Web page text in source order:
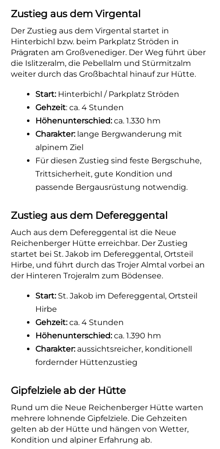
Zustieg aus dem Virgental
Der Zustieg aus dem Virgental startet in
Hinterbichl bzw. beim Parkplatz Ströden in
Prägraten am Großvenediger. Der Weg führt über
die Islitzeralm, die Pebellalm und Stürmitzalm
weiter durch das Großbachtal hinauf zur Hütte.
Start:Hinterbichl / Parkplatz Ströden
Gehzeit: ca. 4 Stunden
Höhenunterschied:ca. 1.330 hm
Charakter:lange Bergwanderung mit
alpinem Ziel
Für diesen Zustieg sind feste Bergschuhe,
Trittsicherheit, gute Kondition und
passende Bergausrüstung notwendig.
Zustieg aus dem Defereggental
Auch aus dem Defereggental ist die Neue
Reichenberger Hütte erreichbar. Der Zustieg
startet bei St. Jakob im Defereggental, Ortsteil
Hirbe, und führt durch das Trojer Almtal vorbei an
der Hinteren Trojeralm zum Bödensee.
Start:St. Jakob im Defereggental, Ortsteil
Hirbe
Gehzeit:ca. 4 Stunden
Höhenunterschied:ca. 1.390 hm
Charakter:aussichtsreicher, konditionell
fordernder Hüttenzustieg
Gipfelziele ab der Hütte
Rund um die Neue Reichenberger Hütte warten
mehrere lohnende Gipfelziele. Die Gehzeiten
gelten ab der Hütte und hängen von Wetter,
Kondition und alpiner Erfahrung ab.